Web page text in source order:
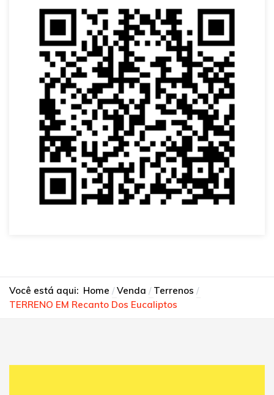
Você está aqui: Home Venda
Terrenos
TERRENO EM Recanto Dos Eucaliptos